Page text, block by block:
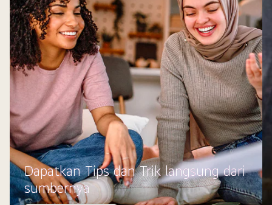
Dapatkan Tips dan Trik langsung dari
sumbernya